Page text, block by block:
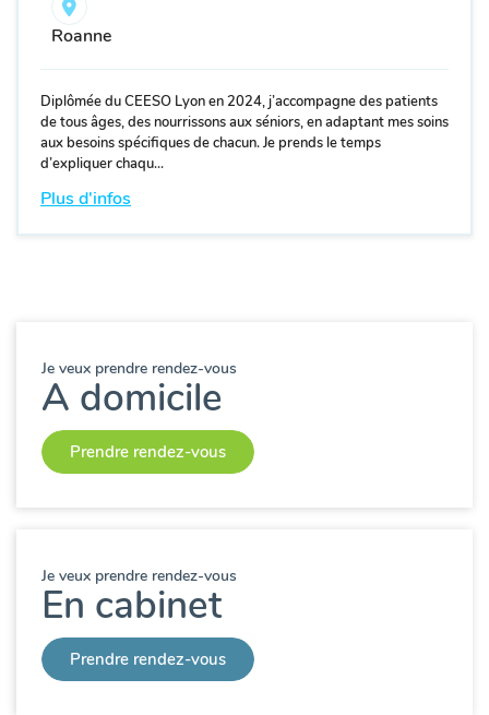
Roanne
Diplômée du CEESO Lyon en 2024, j’accompagne des patients
de tous âges, des nourrissons aux séniors, en adaptant mes soins
aux besoins spécifiques de chacun. Je prends le temps
d’expliquer chaqu...
Plus d'infos
Je veux prendre rendez-vous
A domicile
Prendre rendez-vous
Je veux prendre rendez-vous
En cabinet
Prendre rendez-vous